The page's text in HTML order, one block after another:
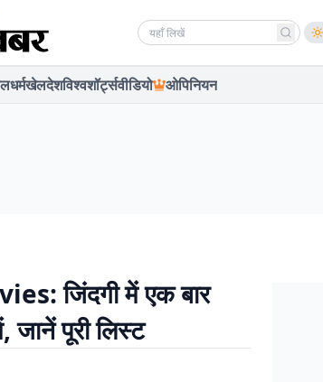
Search news
धर्मखेलदेशविश्वशॉर्ट्सवीडियो ओपिनियन
जिंदगी में एक बार
पूरी लिस्ट